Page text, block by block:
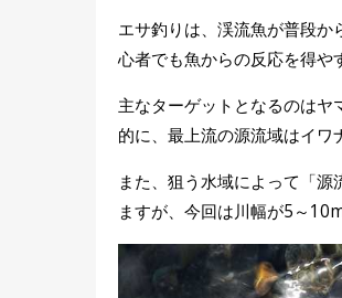
エサ釣りは、渓流魚が普段
心者でも魚からの反応を得や
主なターゲットとなるのは
的に、最上流の源流域はイワ
また、狙う水域によって「
ますが、今回は川幅が5～